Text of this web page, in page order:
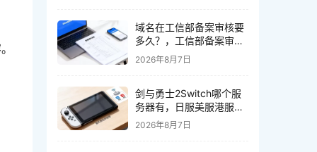
域名在工信部备案审核要
多久？，工信部备案审核
时间
2026年8月7日
剑与勇士2Switch哪个服
务器有，日服美服港服怎
么选
2026年8月7日